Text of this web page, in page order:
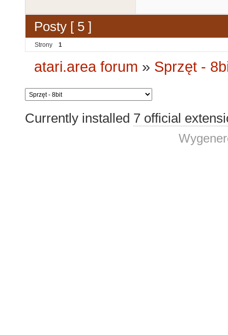
Posty [ 5 ]
Strony 1
atari.area forum » Sprzęt -
Currently installed 7 official